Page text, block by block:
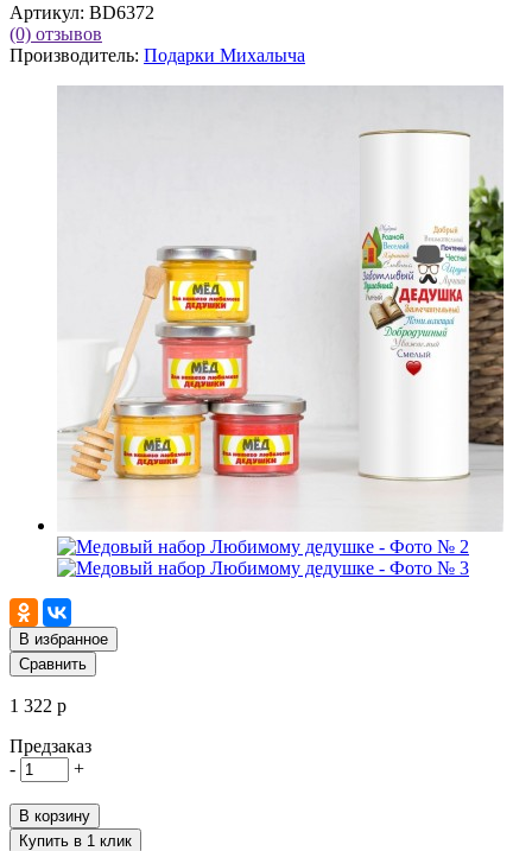
Артикул: BD6372
(0) отзывов
Производитель: Подарки Михалыча
В избранное
Сравнить
1 322 р
Предзаказ
-
+
В корзину
Купить в 1 клик